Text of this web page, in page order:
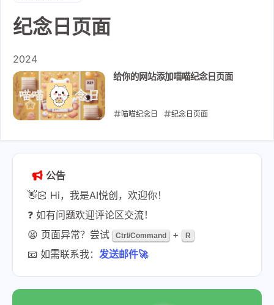
纪念日页面
2024
给你的网站添加喵喵纪念日页面
喵喵纪念日 纪念日页面
公告
👋🏻 Hi，我是AI悦创，欢迎你！
❓ 如有问题欢迎评论区交流！
😫 页面异常？尝试
Ctrl/Command + R
📧 如需联系我： 发送邮件🚀